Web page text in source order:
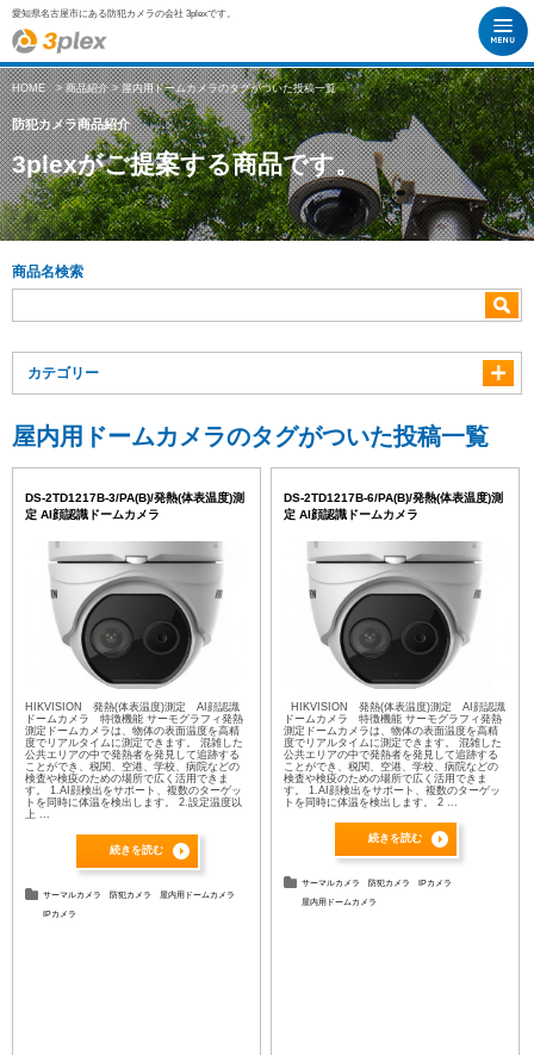
愛知県名古屋市にある防犯カメラの会社 3plexです。
HOME>商品紹介> 屋内用ドームカメラのタグがついた投稿一覧
防犯カメラ商品紹介
3plexがご提案する商品です。
商品名検索
カテゴリー
屋内用ドームカメラのタグがついた投稿一覧
DS-2TD1217B-3/PA(B)/発熱(体表温度)測
定 AI顔認識ドームカメラ
HIKVISION 発熱(体表温度)測定 AI顔認識
ドームカメラ 特徴機能 サーモグラフィ発熱
測定ドームカメラは、物体の表面温度を高精
度でリアルタイムに測定できます。 混雑した
公共エリアの中で発熱者を発見して追跡する
ことができ、税関、空港、学校、病院などの
検査や検疫のための場所で広く活用できま
す。 1.AI顔検出をサポート、複数のターゲッ
トを同時に体温を検出します。 2.設定温度以
上 ...
続きを読む
サーマルカメラ 防犯カメラ 屋内用ドームカメラ
IPカメラ
DS-2TD1217B-6/PA(B)/発熱(体表温度)測
定 AI顔認識ドームカメラ
HIKVISION 発熱(体表温度)測定 AI顔認識
ドームカメラ 特徴機能 サーモグラフィ発熱
測定ドームカメラは、物体の表面温度を高精
度でリアルタイムに測定できます。 混雑した
公共エリアの中で発熱者を発見して追跡する
ことができ、税関、空港、学校、病院などの
検査や検疫のための場所で広く活用できま
す。 1.AI顔検出をサポート、複数のターゲッ
トを同時に体温を検出します。 2 ...
続きを読む
サーマルカメラ 防犯カメラ IPカメラ
屋内用ドームカメラ